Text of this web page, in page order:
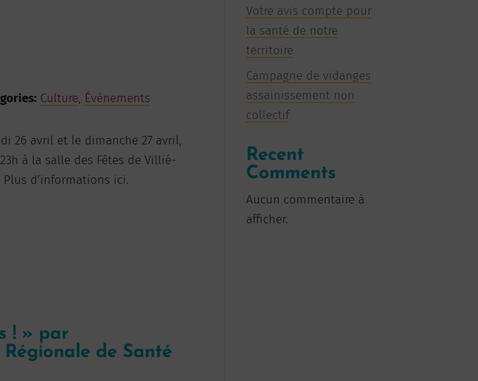
Culture, Évènements
26 avril et le dimanche 27 avril,
à la salle des Fêtes de Villié-
Plus d’informations ici.
! » par
de Santé
Votre avis compte pour
la santé de notre
territoire
Campagne de vidanges
assainissement non
collectif
Recent
Comments
Aucun commentaire à
afficher.